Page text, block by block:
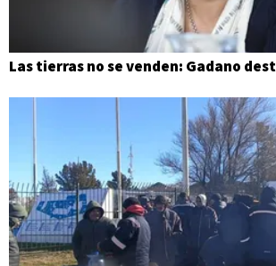
Las tierras no se venden: Gadano